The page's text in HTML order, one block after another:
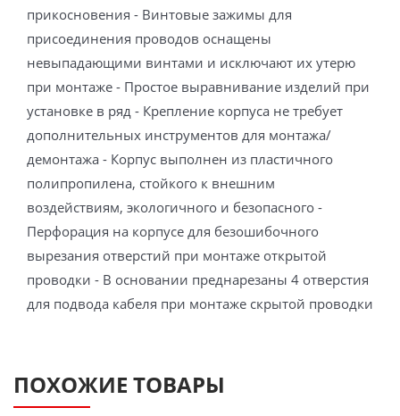
прикосновения - Винтовые зажимы для
присоединения проводов оснащены
невыпадающими винтами и исключают их утерю
при монтаже - Простое выравнивание изделий при
установке в ряд - Крепление корпуса не требует
дополнительных инструментов для монтажа/
демонтажа - Корпус выполнен из пластичного
полипропилена, стойкого к внешним
воздействиям, экологичного и безопасного -
Перфорация на корпусе для безошибочного
вырезания отверстий при монтаже открытой
проводки - В основании преднарезаны 4 отверстия
для подвода кабеля при монтаже скрытой проводки
ПОХОЖИЕ ТОВАРЫ